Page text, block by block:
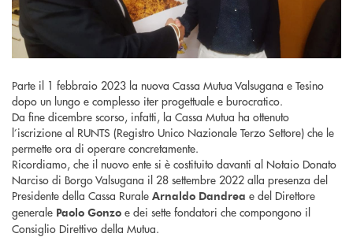
Parte il 1 febbraio 2023 la nuova Cassa Mutua Valsugana e Tesino
dopo un lungo e complesso iter progettuale e burocratico.
Da fine dicembre scorso, infatti, la Cassa Mutua ha ottenuto
l’iscrizione al RUNTS (Registro Unico Nazionale Terzo Settore) che le
permette ora di operare concretamente.
Ricordiamo, che il nuovo ente si è costituito davanti al Notaio Donato
Narciso di Borgo Valsugana il 28 settembre 2022 alla presenza del
Presidente della Cassa Rurale Arnaldo Dandrea e del Direttore
generale Paolo Gonzo e dei sette fondatori che compongono il
Consiglio Direttivo della Mutua.